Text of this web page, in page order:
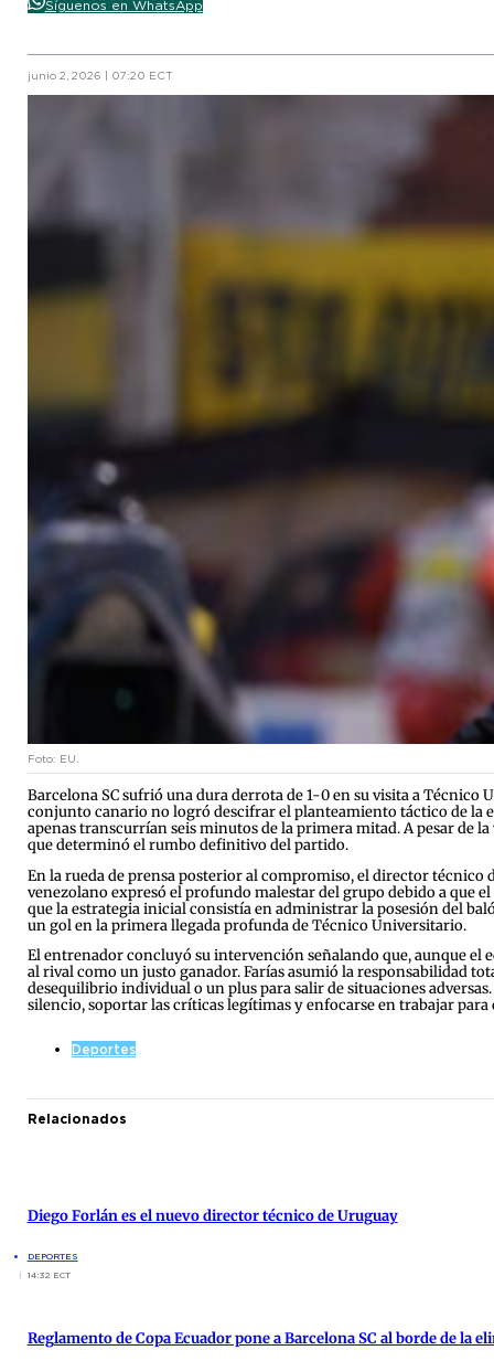
Síguenos en WhatsApp
junio 2, 2026 | 07:20 ECT
Foto: EU.
Barcelona SC sufrió una dura derrota de 1-0 en su visita a Técnico
conjunto canario no logró descifrar el planteamiento táctico de la
apenas transcurrían seis minutos de la primera mitad. A pesar de
que determinó el rumbo definitivo del partido.
En la rueda de prensa posterior al compromiso, el director técnico
venezolano expresó el profundo malestar del grupo debido a que
que la estrategia inicial consistía en administrar la posesión del
un gol en la primera llegada profunda de Técnico Universitario.
El entrenador concluyó su intervención señalando que, aunque el
al rival como un justo ganador. Farías asumió la responsabilidad
desequilibrio individual o un plus para salir de situaciones
silencio, soportar las críticas legítimas y enfocarse en trabajar
Deportes
Relacionados
Diego Forlán es el nuevo director técnico de Uruguay
DEPORTES
14:32 ECT
Reglamento de Copa Ecuador pone a Barcelona SC al borde de la